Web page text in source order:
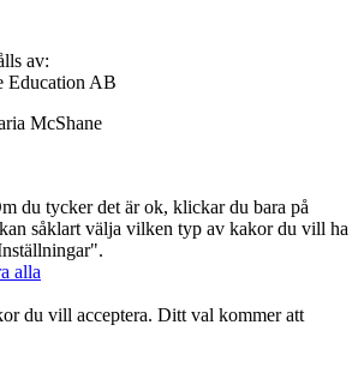
av:
Education AB
McShane
du tycker det är ok, klickar du bara på
såklart välja vilken typ av kakor du vill ha
alla
du vill acceptera. Ditt val kommer att